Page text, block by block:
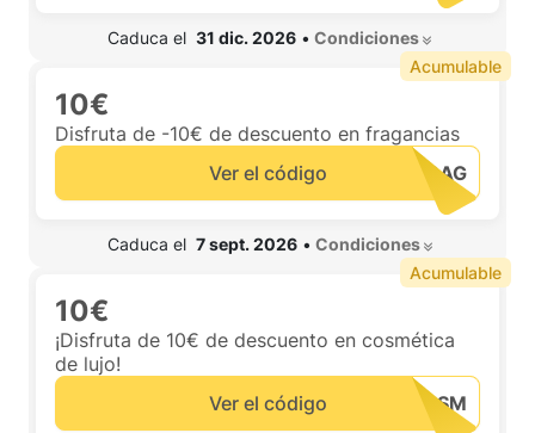
Caduca el 31 dic. 2026 • Condiciones
10€
Disfruta de -10€ de descuento en fragancias
Ver el código
Caduca el 7 sept. 2026 • Condiciones
Acumulable
10€
¡Disfruta de 10€ de descuento en cosmética
de lujo!
Ver el código
Acumulable